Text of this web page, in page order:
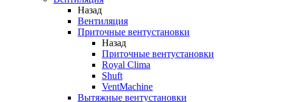
Назад
Вентиляция
Приточные вентустановки
Назад
Приточные вентустановки
Royal Clima
Shuft
VentMachine
Вытяжные вентустановки